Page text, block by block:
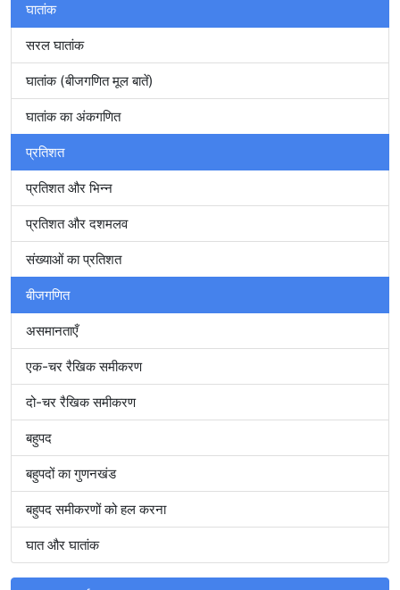
घातांक
सरल घातांक
घातांक (बीजगणित मूल बातें)
घातांक का अंकगणित
प्रतिशत
प्रतिशत और भिन्न
प्रतिशत और दशमलव
संख्याओं का प्रतिशत
बीजगणित
असमानताएँ
एक-चर रैखिक समीकरण
दो-चर रैखिक समीकरण
बहुपद
बहुपदों का गुणनखंड
बहुपद समीकरणों को हल करना
घात और घातांक